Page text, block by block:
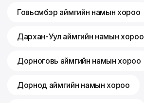
Говьсүмбэр аймгийн намын хороо
Дархан-Уул аймгийн намын хороо
Дорноговь аймгийн намын хороо
Дорнод аймгийн намын хороо